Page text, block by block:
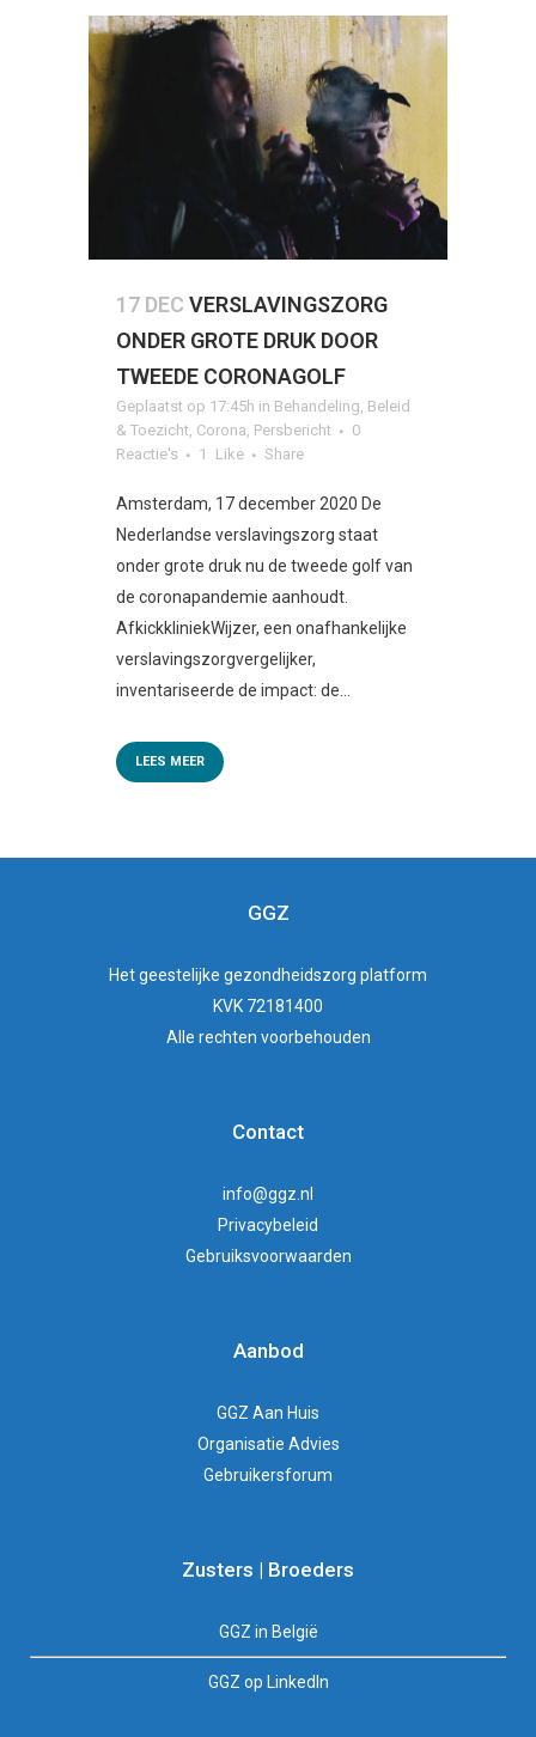
17 DEC VERSLAVINGSZORG
ONDER GROTE DRUK DOOR
TWEEDE CORONAGOLF
Geplaatst op 17:45h in Behandeling, Beleid
& Toezicht, Corona, Persbericht
0
Reactie's
1 Like Share
Amsterdam, 17 december 2020 De
Nederlandse verslavingszorg staat
onder grote druk nu de tweede golf van
de coronapandemie aanhoudt.
AfkickkliniekWijzer, een onafhankelijke
verslavingszorgvergelijker,
inventariseerde de impact: de...
LEES MEER
GGZ
Hetgeestelijke gezondheidszorg platform
KVK 72181400
Alle rechten voorbehouden
Contact
info@ggz.nl
Privacybeleid
Gebruiksvoorwaarden
Aanbod
GGZ Aan Huis
Organisatie Advies
Gebruikersforum
Zusters | Broeders
GGZ in België
GGZ op LinkedIn